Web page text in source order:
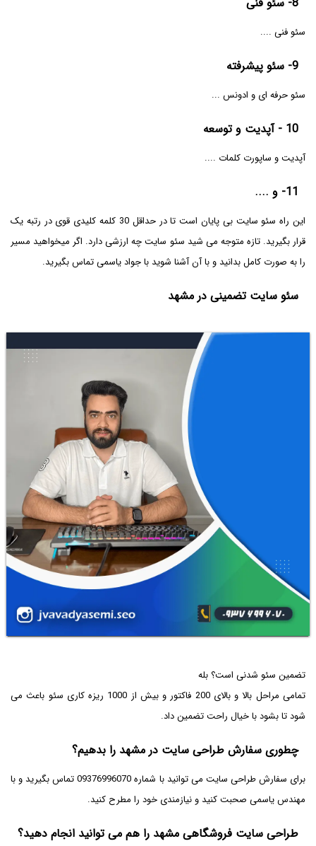
سئو فنی ....
9- سئو پیشرفته
سئو حرفه ای و ادونس ...
10 - آپدیت و توسعه
آپدیت و ساپورت کلمات ....
11- و ....
این راه سئو سایت بی پایان است تا در حداقل 30 کلمه کلیدی قوی در رتبه یک
قرار بگیرید. تازه متوجه می شید سئو سایت چه ارزشی دارد. اگر میخواهید مسیر
را به صورت کامل بدانید و با آن آشنا شوید با جواد یاسمی تماس بگیرید.
سئو سایت تضمینی در مشهد
تضمین سئو شدنی است؟ بله
تمامی مراحل بالا و بالای 200 فاکتور و بیش از 1000 ریزه کاری سئو باعث می
شود تا بشود با خیال راحت تضمین داد.
چطوری سفارش طراحی سایت در مشهد را بدهیم؟
برای سفارش طراحی سایت می توانید با شماره 09376996070 تماس بگیرید و با
مهندس یاسمی صحبت کنید و نیازمندی خود را مطرح کنید.
طراحی سایت فروشگاهی مشهد را هم می توانید انجام دهید؟